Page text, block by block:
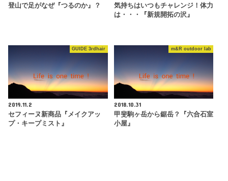
登山で足がなぜ『つるのか』？
気持ちはいつもチャレンジ！体力
は・・・『新規開拓の沢』
GUIDE 3rdhair
2019.11.2
セフィーヌ新商品『メイクアッ
プ・キープミスト』
m&R outdoor lab
2018.10.31
甲斐駒ヶ岳から鋸岳？『六合石室
小屋』